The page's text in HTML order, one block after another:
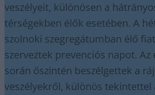
veszélyeit, különösen a
térségekben élők esetében. A
szolnoki szegregátumban élő
szerveztek prevenciós napot. Az
során őszintén beszélgettek a
veszélyekről, különös tekintettel